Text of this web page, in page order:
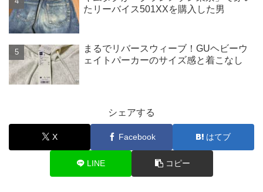
たリーバイス501XXを購入した男
まるでリバースウィーブ！GUヘビーウ
ェイトパーカーのサイズ感と着こなし
シェアする
X Facebook はてブ
LINE コピー